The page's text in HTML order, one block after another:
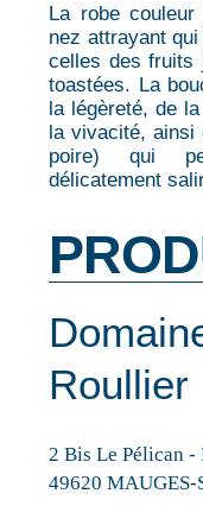
La robe
nez attrayant
celles des fruits
toastées. La
la légèreté, de
la vivacité, ainsi
poire) qui
délicatement
Roullier
2 Bis Le Pélican -
49620 MAUGES-